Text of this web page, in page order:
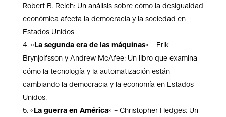
Robert B. Reich: Un análisis sobre cómo la desigualdad
económica afecta la democracia y la sociedad en
Estados Unidos.
«La segunda era de las máquinas» – Erik
Brynjolfsson y Andrew McAfee: Un libro que examina
cómo la tecnología y la automatización están
cambiando la democracia y la economía en Estados
Unidos.
«La guerra en América» – Christopher Hedges: Un